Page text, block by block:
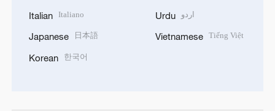
Italian Italiano
Japanese 日本語
Korean 한국어
Urdu اردو
Vietnamese Tiếng Việt